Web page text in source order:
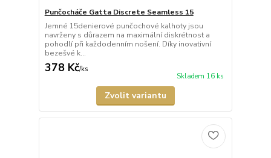
Punčocháče Gatta Discrete Seamless 15
Jemné 15denierové punčochové kalhoty jsou
navrženy s důrazem na maximální diskrétnost a
pohodlí při každodenním nošení. Díky inovativní
bezešvé k...
378 Kč/ks
Skladem 16 ks
Zvolit variantu